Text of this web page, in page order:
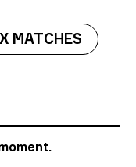
MATCHES